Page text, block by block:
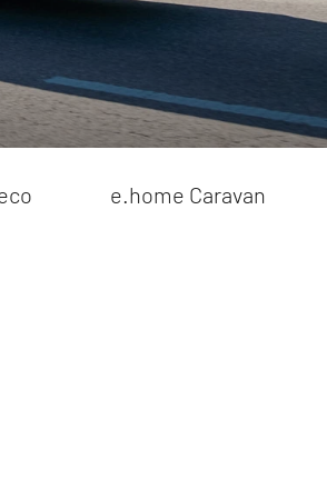
e.home Caravan